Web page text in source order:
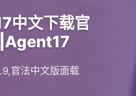
中文下载官
官法中文版面载